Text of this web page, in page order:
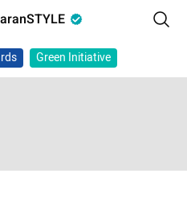
Green Initiative